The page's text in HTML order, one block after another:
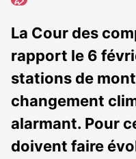
La Cour des
rapport le 6
stations de
changement
alarmant. Pour
doivent faire